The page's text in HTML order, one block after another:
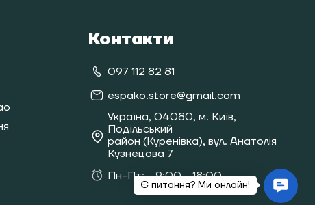
Контакти
097 112 82 81
espako.store@gmail.com
Україна, 04080, м. Київ,
Подільський
район (Куренівка), вул. Анатолія
Кузнецова 7
Пн-Пт:9:00 - 18:00